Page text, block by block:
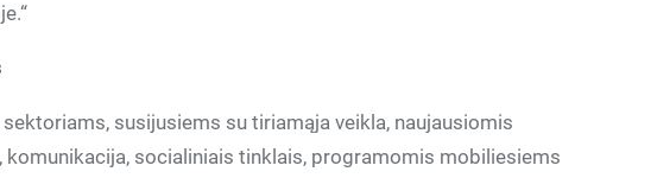
susijusiems su tiriamąja veikla, naujausiomis
socialiniais tinklais, programomis mobiliesiems